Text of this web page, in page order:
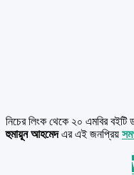
নিচের লিংক থেকে ২০ এমবির
হুমায়ূন আহমেদএর এই জনপ্রিয়